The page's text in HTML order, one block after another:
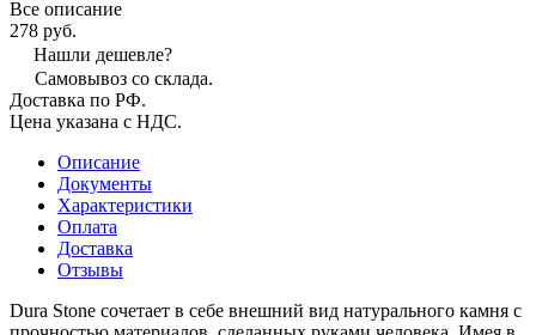
Все описание
278 руб.
Нашли дешевле?
Самовывоз со склада.
Доставка по РФ.
Цена указана с НДС.
Описание
Документы
Характеристики
Оплата
Доставка
Отзывы
Dura Stone сочетает в себе внешний вид натурального камня с